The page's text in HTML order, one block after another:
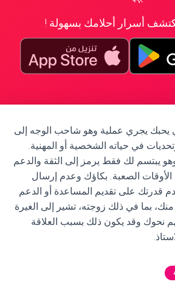
أسرار أحلامك بسهولة !
يحبك يجري عملية وهو شاحب الوجه إلى
في حياته الشخصية أو المهنية.
يبتسم لك فقط يرمز إلى الثقة والدعم
الصعبة. بكاؤك وعدم إرسال
قدرتك على تقديم المساعدة أو الدعم
بما في ذلك زوجته، تشير إلى الغيرة
نحوك وقد يكون ذلك بسبب العلاقة